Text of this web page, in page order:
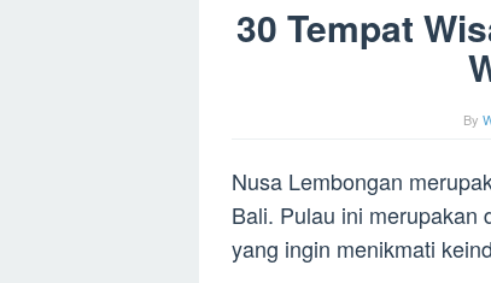
30 Tempat
By
Nusa Lembongan
Bali. Pulau ini merupakan
yang ingin menikmati